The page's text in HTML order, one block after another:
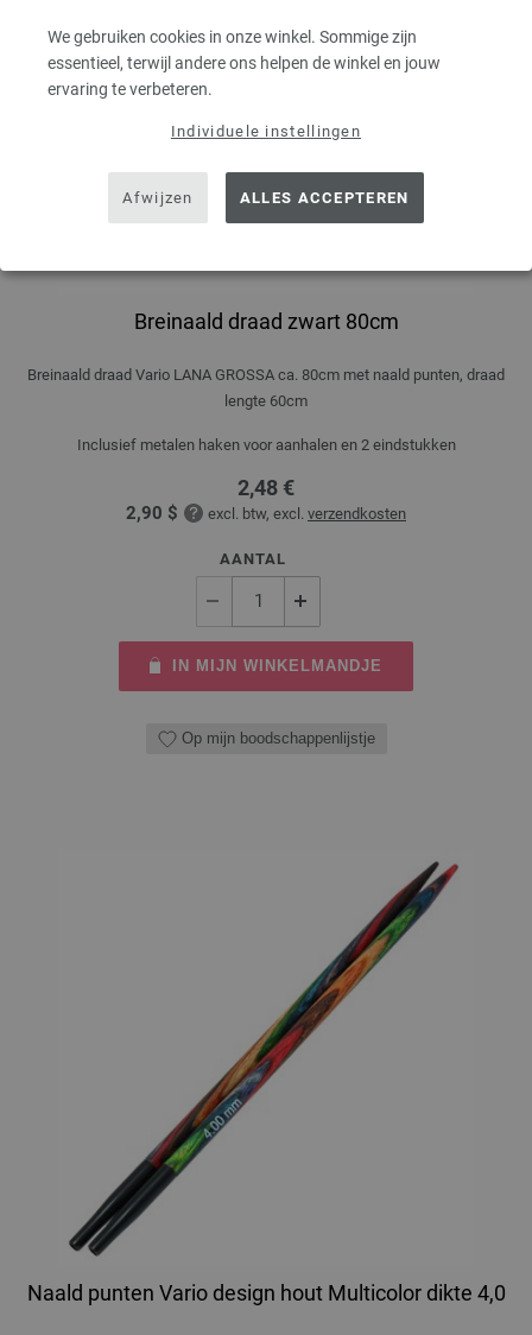
We gebruiken cookies in onze winkel. Sommige zijn
essentieel, terwijl andere ons helpen de winkel en jouw
ervaring te verbeteren.
Individuele instellingen
Afwijzen ALLES ACCEPTEREN
Breinaald draad zwart 80cm
Breinaald draad Vario LANA GROSSA ca. 80cm met naald punten, draad
lengte 60cm
Inclusief metalen haken voor aanhalen en 2 eindstukken
2,48 €
2,90 $ excl. btw, excl. verzendkosten
AANTAL
IN MIJN WINKELMANDJE
Op mijn boodschappenlijstje
Naald punten Vario design hout Multicolor dikte 4,0